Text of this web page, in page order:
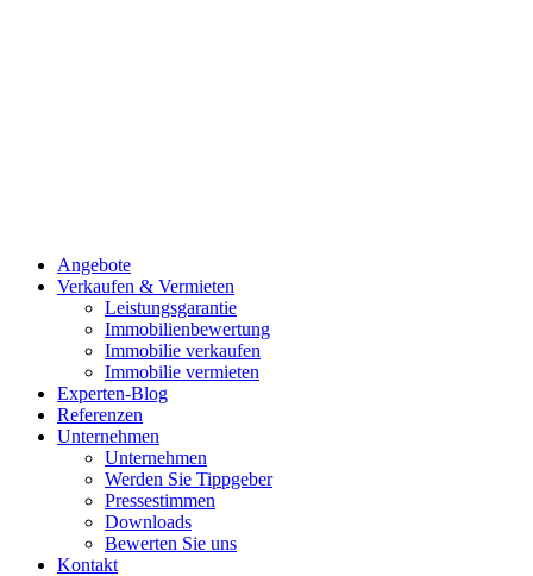
Angebote
Verkaufen & Vermieten
Leistungsgarantie
Immobilienbewertung
Immobilie verkaufen
Immobilie vermieten
Experten-Blog
Referenzen
Unternehmen
Unternehmen
Werden Sie Tippgeber
Pressestimmen
Downloads
Bewerten Sie uns
Kontakt